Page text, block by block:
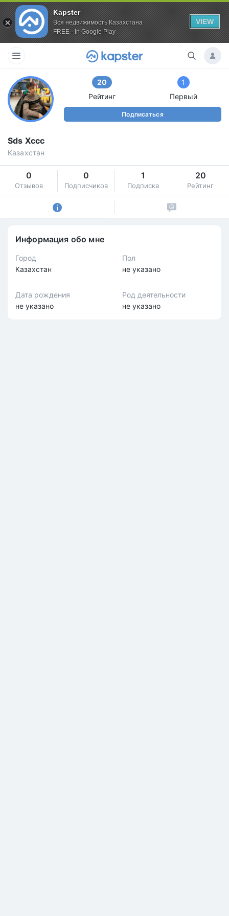
Kapster
Вся недвижимость Казахстана
FREE - In Google Play
VIEW
20
Рейтинг
1
Первый
Подписаться
Sds Xccc
Казахстан
0
Отзывов
0
Подписчиков
1
Подписка
20
Рейтинг
Информация обо мне
Город
Казахстан
Пол
не указано
Дата рождения
не указано
Род деятельности
не указано